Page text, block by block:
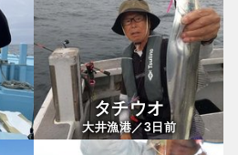
タチウオ
大井漁港／3日前